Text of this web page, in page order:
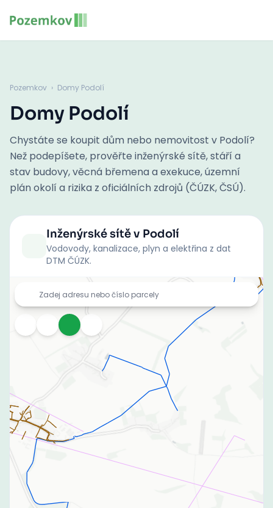
Pozemkov › Domy Podolí
Domy Podolí
Chystáte se koupit dům nebo nemovitost v Podolí?
Než podepíšete, prověřte inženýrské sítě, stáří a
stav budovy, věcná břemena a exekuce, územní
plán okolí a rizika z oficiálních zdrojů (ČÚZK, ČSÚ).
Inženýrské sítěv Podolí
Vodovody, kanalizace, plyn a elektřina z dat
DTM ČÚZK.